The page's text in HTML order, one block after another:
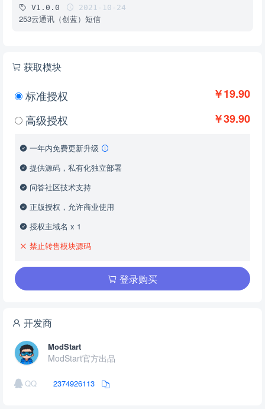
V1.0.0 2021-10-24
253云通讯（创蓝）短信
获取模块
￥19.90
标准授权
￥39.90
高级授权
一年内免费更新升级
提供源码，私有化独立部署
问答社区技术支持
正版授权，允许商业使用
授权主域名 x 1
禁止转售模块源码
登录购买
开发商
ModStart
ModStart官方出品
QQ 2374926113